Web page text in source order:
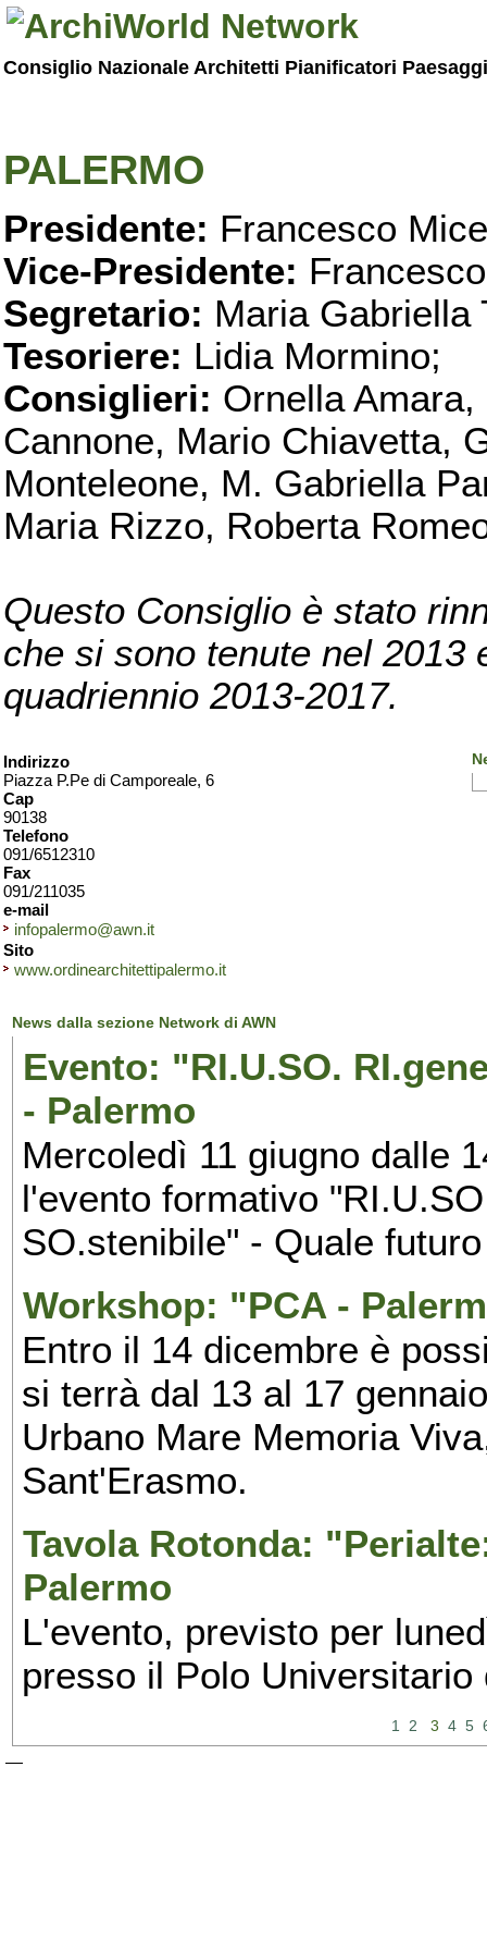
Consiglio Nazionale Architetti Pianificatori
PALERMO
Presidente: Francesco
Vice-Presidente:
Segretario: Maria Gabriella
Tesoriere: Lidia Mormino;
Consiglieri: Ornella
Cannone, Mario Chiavetta,
Monteleone, M. Gabriella
Maria Rizzo, Roberta
Questo Consiglio è stato
che si sono tenute nel 2013
quadriennio 2013-2017.
Indirizzo
Piazza P.Pe di Camporeale, 6
Cap
90138
Telefono
091/6512310
Fax
091/211035
e-mail
infopalermo@awn.it
Sito
www.ordinearchitettipalermo.it
News dalla sezione Network di AWN
Evento: "RI.U.SO.
- Palermo
Mercoledì 11 giugno dalle
l'evento formativo
SO.stenibile" - Quale
Workshop: "PCA -
Entro il 14 dicembre è
si terrà dal 13 al 17
Urbano Mare Memoria
Sant'Erasmo.
Tavola Rotonda:
Palermo
L'evento, previsto per
presso il Polo Universitario
1 2 3 4 5